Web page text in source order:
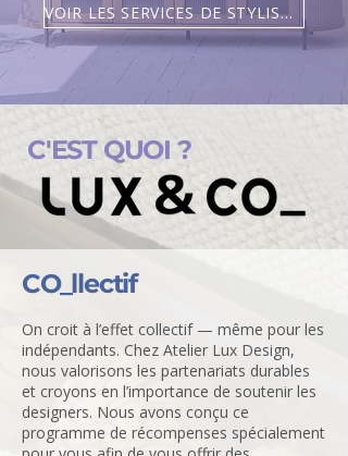
VOIR LES SERVICES DE STYLISME
C'EST QUOI ?
CO_llectif
On croit à l’effet collectif — même pour les
indépendants. Chez Atelier Lux Design,
nous valorisons les partenariats durables
et croyons en l’importance de soutenir les
designers. Nous avons conçu ce
programme de récompenses spécialement